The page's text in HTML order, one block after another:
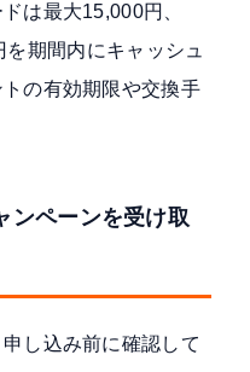
は最大15,000円、
期間内にキャッシュ
の有効期限や交換手
ンペーンを受け取
し込み前に確認して